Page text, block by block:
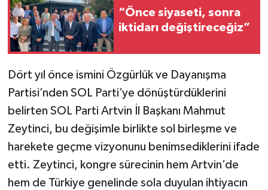
“Önce siyaseti, sonra
iktidarı değiştireceğiz”
Dört yıl önce ismini Özgürlük ve Dayanışma
Partisi’nden SOL Parti’ye dönüştürdüklerini
belirten SOL Parti Artvin İl Başkanı Mahmut
Zeytinci, bu değişimle birlikte sol birleşme ve
harekete geçme vizyonunu benimsediklerini ifade
etti. Zeytinci, kongre sürecinin hem Artvin’de
hem de Türkiye genelinde sola duyulan ihtiyacın